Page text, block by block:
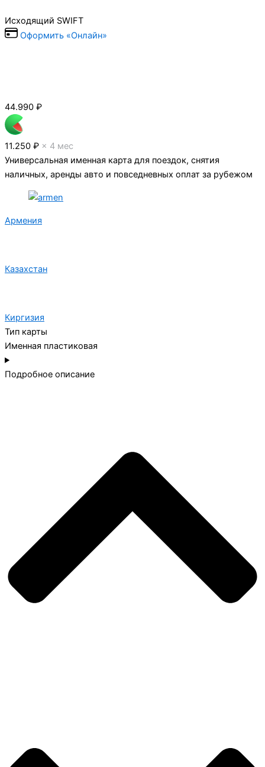
Исходящий SWIFT
Оформить «Онлайн»
44.990 ₽
11.250 ₽ × 4 мес
Универсальная именная карта для поездок, снятия
наличных, аренды авто и повседневных оплат за рубежом
Армения
Казахстан
Киргизия
Тип карты
Именная пластиковая
Подробное описание